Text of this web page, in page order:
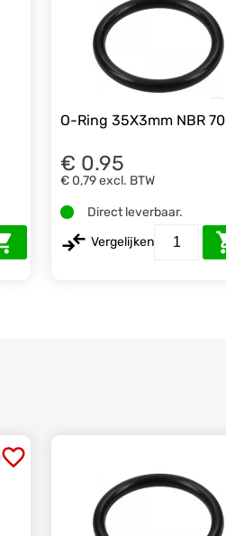
O-Ring 35X3mm NBR 70
€ 0.95
€ 0,79excl. BTW
Direct leverbaar.
Vergelijken